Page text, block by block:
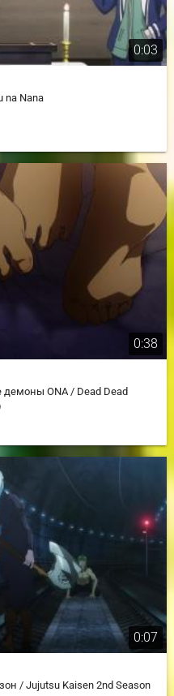
0:03
na Nana
0:38
ONA / Dead Dead
0:07
/ Jujutsu Kaisen 2nd Season